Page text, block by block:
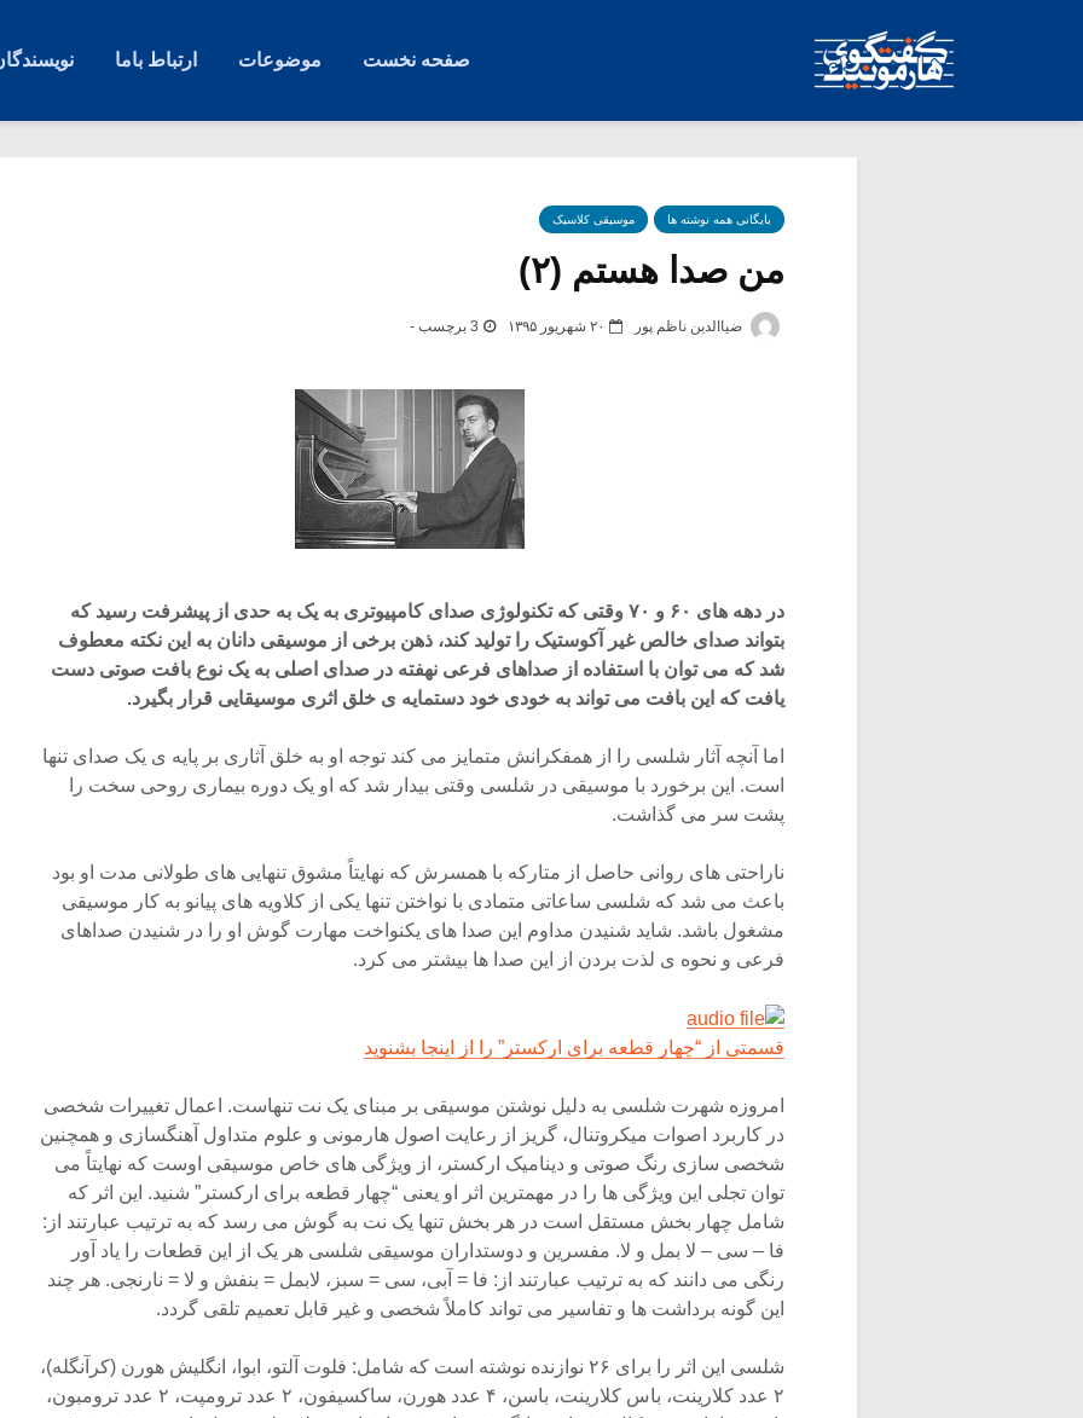
صفحه نخست موضوعات ارتباط باما
بایگانی همه نوشته ها موسیقی کلاسیک
من صدا هستم (۲)
ضیاالدین ناظم پور ۲۰ شهریور ۱۳۹۵ 3 برچسب -
در دهه های ۶۰ و ۷۰ وقتی که تکنولوژی صدای کامپیوتری به یک به حدی از پیشرفت رسید که
بتواند صدای خالص غیر آکوستیک را تولید کند، ذهن برخی از موسیقی دانان به این نکته معطوف
شد که می توان با استفاده از صداهای فرعی نهفته در صدای اصلی به یک نوع بافت صوتی دست
یافت که این بافت می تواند به خودی خود دستمایه ی خلق اثری موسیقایی قرار بگیرد.
اما آنچه آثار شلسی را از همفکرانش متمایز می کند توجه او به خلق آثاری بر پایه ی یک صدای تنها
است. این برخورد با موسیقی در شلسی وقتی بیدار شد که او یک دوره بیماری روحی سخت را
پشت سر می گذاشت.
ناراحتی های روانی حاصل از متارکه با همسرش که نهایتاً مشوق تنهایی های طولانی مدت او بود
باعث می شد که شلسی ساعاتی متمادی با نواختن تنها یکی از کلاویه های پیانو به کار موسیقی
مشغول باشد. شاید شنیدن مداوم این صدا های یکنواخت مهارت گوش او را در شنیدن صداهای
فرعی و نحوه ی لذت بردن از این صدا ها بیشتر می کرد.
قسمتی از “چهار قطعه برای ارکستر” را از اینجا بشنوید
امروزه شهرت شلسی به دلیل نوشتن موسیقی بر مبنای یک نت تنهاست. اعمال تغییرات شخصی
در کاربرد اصوات میکروتنال، گریز از رعایت اصول هارمونی و علوم متداول آهنگسازی و همچنین
شخصی سازی رنگ صوتی و دینامیک ارکستر، از ویژگی های خاص موسیقی اوست که نهایتاً می
توان تجلی این ویژگی ها را در مهمترین اثر او یعنی “چهار قطعه برای ارکستر” شنید. این اثر که
شامل چهار بخش مستقل است در هر بخش تنها یک نت به گوش می رسد که به ترتیب عبارتند از:
فا – سی – لا بمل و لا. مفسرین و دوستداران موسیقی شلسی هر یک از این قطعات را یاد آور
رنگی می دانند که به ترتیب عبارتند از: فا = آبی، سی = سبز، لابمل = بنفش و لا = نارنجی. هر چند
این گونه برداشت ها و تفاسیر می تواند کاملاً شخصی و غیر قابل تعمیم تلقی گردد.
شلسی این اثر را برای ۲۶ نوازنده نوشته است که شامل: فلوت آلتو، ابوا، انگلیش هورن (کرآنگله)،
۲ عدد کلارینت، باس کلارینت، باسن، ۴ عدد هورن، ساکسیفون، ۲ عدد ترومپت، ۲ عدد ترومبون،